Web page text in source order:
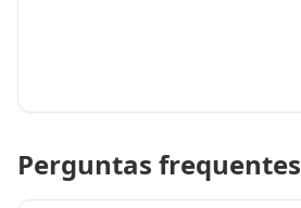
Perguntas frequentes